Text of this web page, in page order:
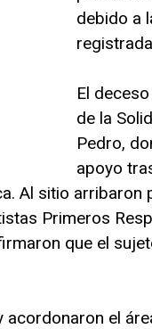
debido a
El
de la
Pedro,
apoyo
Al sitio arribaron
Primeros
que el
acordonaron el